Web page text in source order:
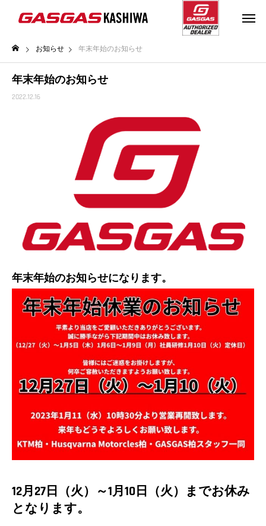
お知らせ 年末年始のお知らせ
年末年始のお知らせ
2022.12.16
年末年始のお知らせになります。
12月27日（火）～1月10日（火）までお休み
となります。